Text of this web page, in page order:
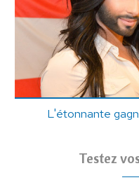
L'étonnante
Testez